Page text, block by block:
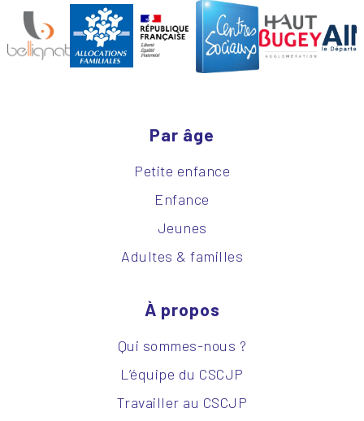
Par âge
Petite enfance
Enfance
Jeunes
Adultes & familles
À propos
Qui sommes-nous ?
L’équipe du CSCJP
Travailler au CSCJP